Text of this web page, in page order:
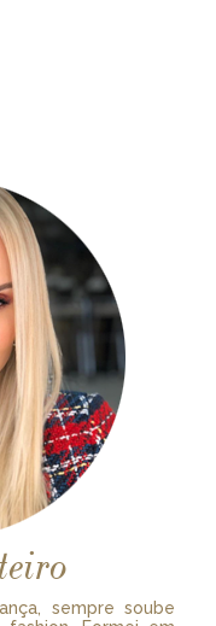
sempre soube